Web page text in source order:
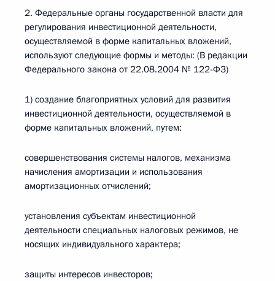
2. Федеральные органы государственной власти для
регулирования инвестиционной деятельности,
осуществляемой в форме капитальных вложений,
используют следующие формы и методы: (В редакции
Федерального закона от 22.08.2004 № 122-ФЗ)
1) создание благоприятных условий для развития
инвестиционной деятельности, осуществляемой в
форме капитальных вложений, путем:
совершенствования системы налогов, механизма
начисления амортизации и использования
амортизационных отчислений;
установления субъектам инвестиционной
деятельности специальных налоговых режимов, не
носящих индивидуального характера;
защиты интересов инвесторов;